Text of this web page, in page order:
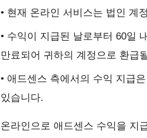
• 현재 온라인 서비스는 법인 계
• 수익이 지급된 날로부터 60일
만료되어 귀하의 계정으로 환급
• 애드센스 측에서의 수익 지급
있습니다.
온라인으로 애드센스 수익을 지